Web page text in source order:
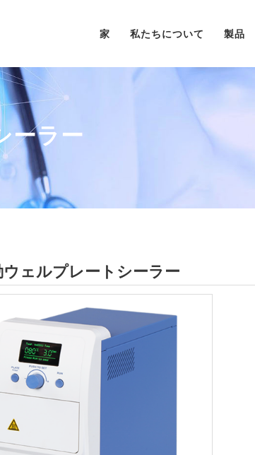
家 私たちについて 製品
ーラー
ウェルプレートシーラー